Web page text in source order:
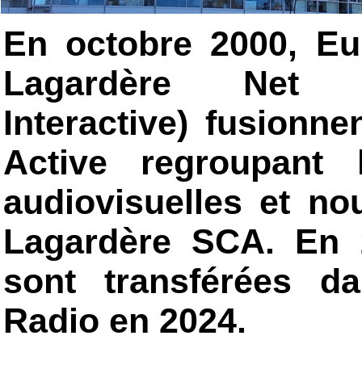
En octobre 2000,
Lagardère Net
Interactive)
Active regroupant
audiovisuelles et
Lagardère SCA.
sont transférées
Radio en 2024.